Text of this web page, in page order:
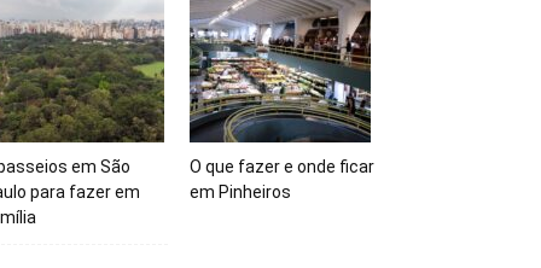
em São
para fazer em
O que fazer e onde ficar
em Pinheiros